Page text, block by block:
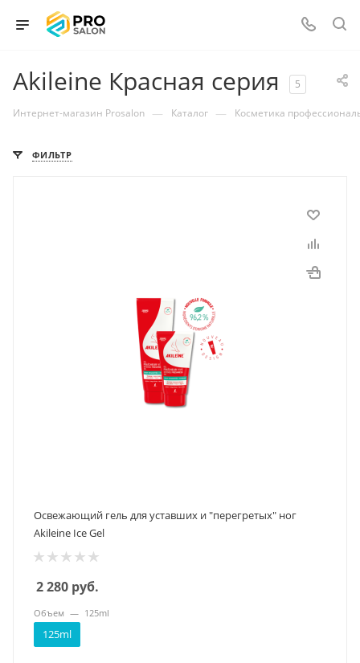
Akileine Красная серия 5
Интернет-магазин Prosalon — Каталог — Косметика
ФИЛЬТР
Освежающий гель для уставших и "перегретых" ног
Akileine Ice Gel
2 280 руб.
Объем — 125ml
125ml